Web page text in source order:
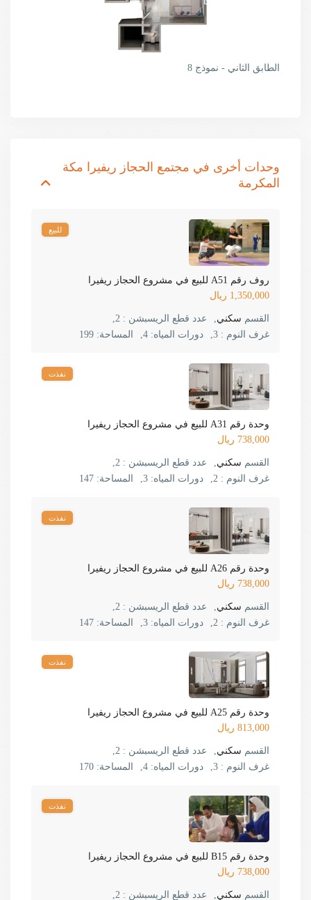
الطابق الثاني - نموذج 8
وحدات أخرى في مجتمع الحجاز ريفيرا مكة
المكرمة
للبيع
روف رقم A51 للبيع في مشروع الحجاز ريفيرا
1,350,000 ريال
القسم سكني عدد قطع الريسبشن : 2,
غرف النوم : 3, دورات المياه:4, المساحة:199
نفذت
وحدة رقم A31 للبيع في مشروع الحجاز ريفيرا
738,000 ريال
القسم سكني عدد قطع الريسبشن : 2,
غرف النوم :
دورات المياه:3, المساحة:147
نفذت
وحدة رقم A26 للبيع في مشروع الحجاز ريفيرا
738,000 ريال
القسم سكني عدد قطع الريسبشن : 2,
غرف النوم :
دورات المياه:3, المساحة:147
نفذت
وحدة رقم A25 للبيع في مشروع الحجاز ريفيرا
813,000 ريال
القسم سكني عدد قطع الريسبشن : 2,
غرف النوم : 3, دورات المياه:4, المساحة:170
نفذت
وحدة رقم B15 للبيع في مشروع الحجاز ريفيرا
738,000 ريال
القسم سكني عدد قطع الريسبشن : 2,